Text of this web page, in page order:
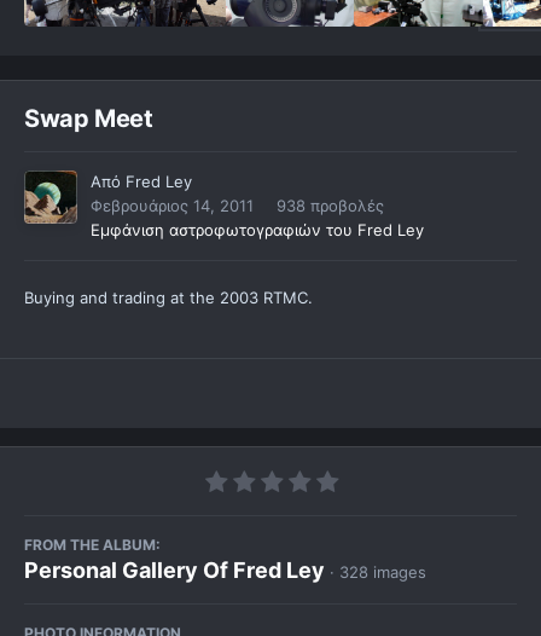
Swap Meet
Από Fred Ley
Φεβρουάριος 14, 2011
938 προβολές
Εμφάνιση αστροφωτογραφιών του Fred Ley
Buying and trading at the 2003 RTMC.
FROM THE ALBUM:
Personal Gallery Of Fred Ley · 328 images